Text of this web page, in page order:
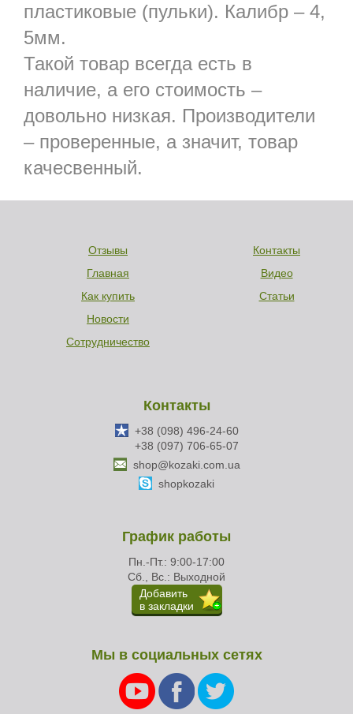
пластиковые (пульки). Калибр – 4,
5мм.
Такой товар всегда есть в
наличие, а его стоимость –
довольно низкая. Производители
– проверенные, а значит, товар
качесвенный.
Отзывы
Главная
Как купить
Новости
Сотрудничество
Контакты
Видео
Статьи
График работы
Пн.-Пт.: 9:00-17:00
Сб., Вс.: Выходной
Добавить
в закладки
Контакты
+38 (098) 496-24-60
+38 (097) 706-65-07
shop@kozaki.com.ua
shopkozaki
Мы в социальных сетях